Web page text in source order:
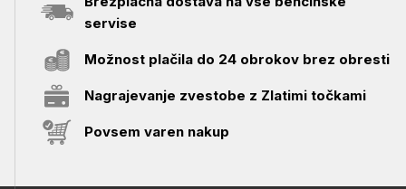
servise
Možnost plačila do 24 obrokov brez obresti
Nagrajevanje zvestobe z Zlatimi točkami
Povsem varen nakup